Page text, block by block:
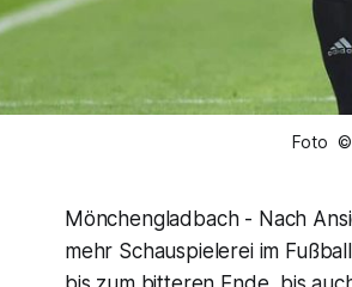
Foto ©
Mönchengladbach - Nach
mehr Schauspielerei im